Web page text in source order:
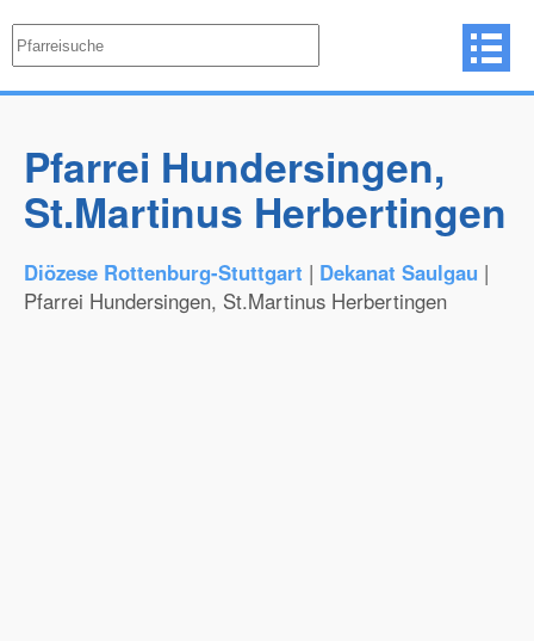
Pfarrei Hundersingen,
St.Martinus Herbertingen
Diözese Rottenburg-Stuttgart | Dekanat Saulgau |
Pfarrei Hundersingen, St.Martinus Herbertingen